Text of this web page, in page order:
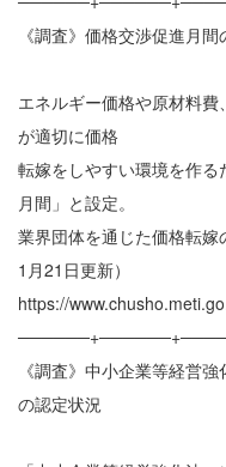
《調査》価格交渉促進月
エネルギー価格や原材料
が適切に価格
転嫁をしやすい環境を作
月間」と設定。
業界団体を通じた価格転
1月21日更新）
https://
《調査》中小企業等経営
の認定状況